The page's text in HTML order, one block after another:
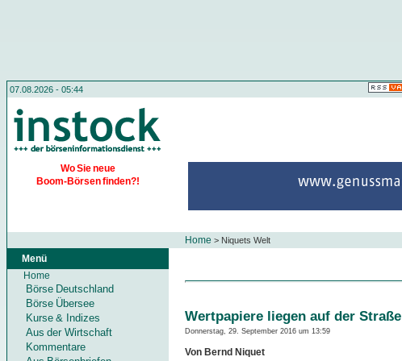
07.08.2026 - 05:44
Wo Sie neue
Boom-Börsen finden?!
Home > Niquets Welt
Menü
Home
Börse Deutschland
Börse Übersee
Kurse & Indizes
Aus der Wirtschaft
Kommentare
Wertpapiere liegen auf der Straße
Donnerstag, 29. September 2016 um 13:59
Von Bernd Niquet